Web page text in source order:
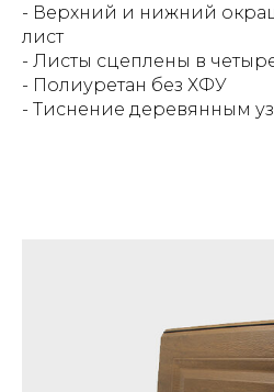
- Верхний и нижний
лист
- Листы сцеплены в
- Полиуретан без ХФУ
- Тиснение деревянным